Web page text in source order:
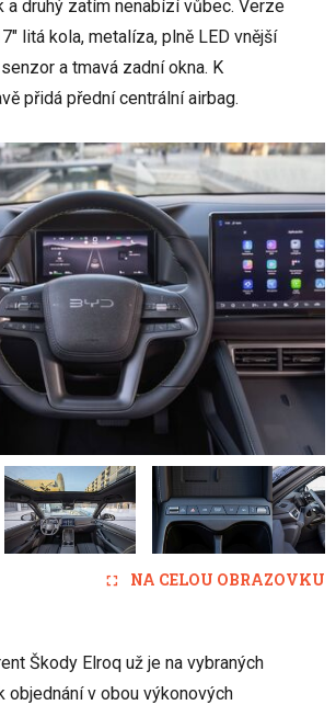
a druhý zatím nenabízí vůbec. Verze
litá kola, metalíza, plně LED vnější
a tmavá zadní okna. K
přidá přední centrální airbag.
NA CELOU OBRAZOVKU
Škody Elroq už je na vybraných
objednání v obou výkonových